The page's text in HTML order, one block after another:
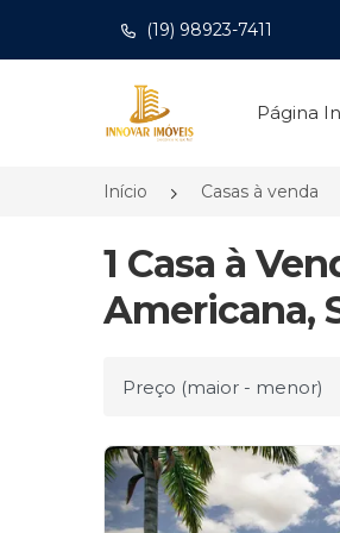
(19) 98923-7411
Página inicial
Página
Início Casas à venda
1 Casa à
Americana,
Ordenar por